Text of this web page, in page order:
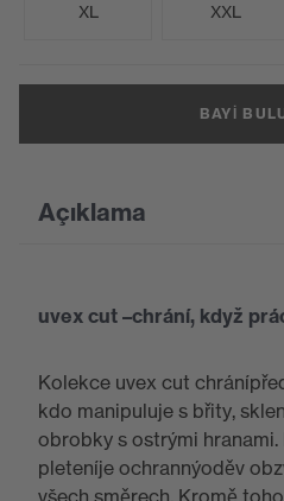
XL XXL
BAYI
Açıklama
uvex cut –chrání, když
Kolekce uvex cut
kdo manipuluje s břity,
obrobky s ostrými
pleteníje ochrannýoděv
všech směrech. Kromě